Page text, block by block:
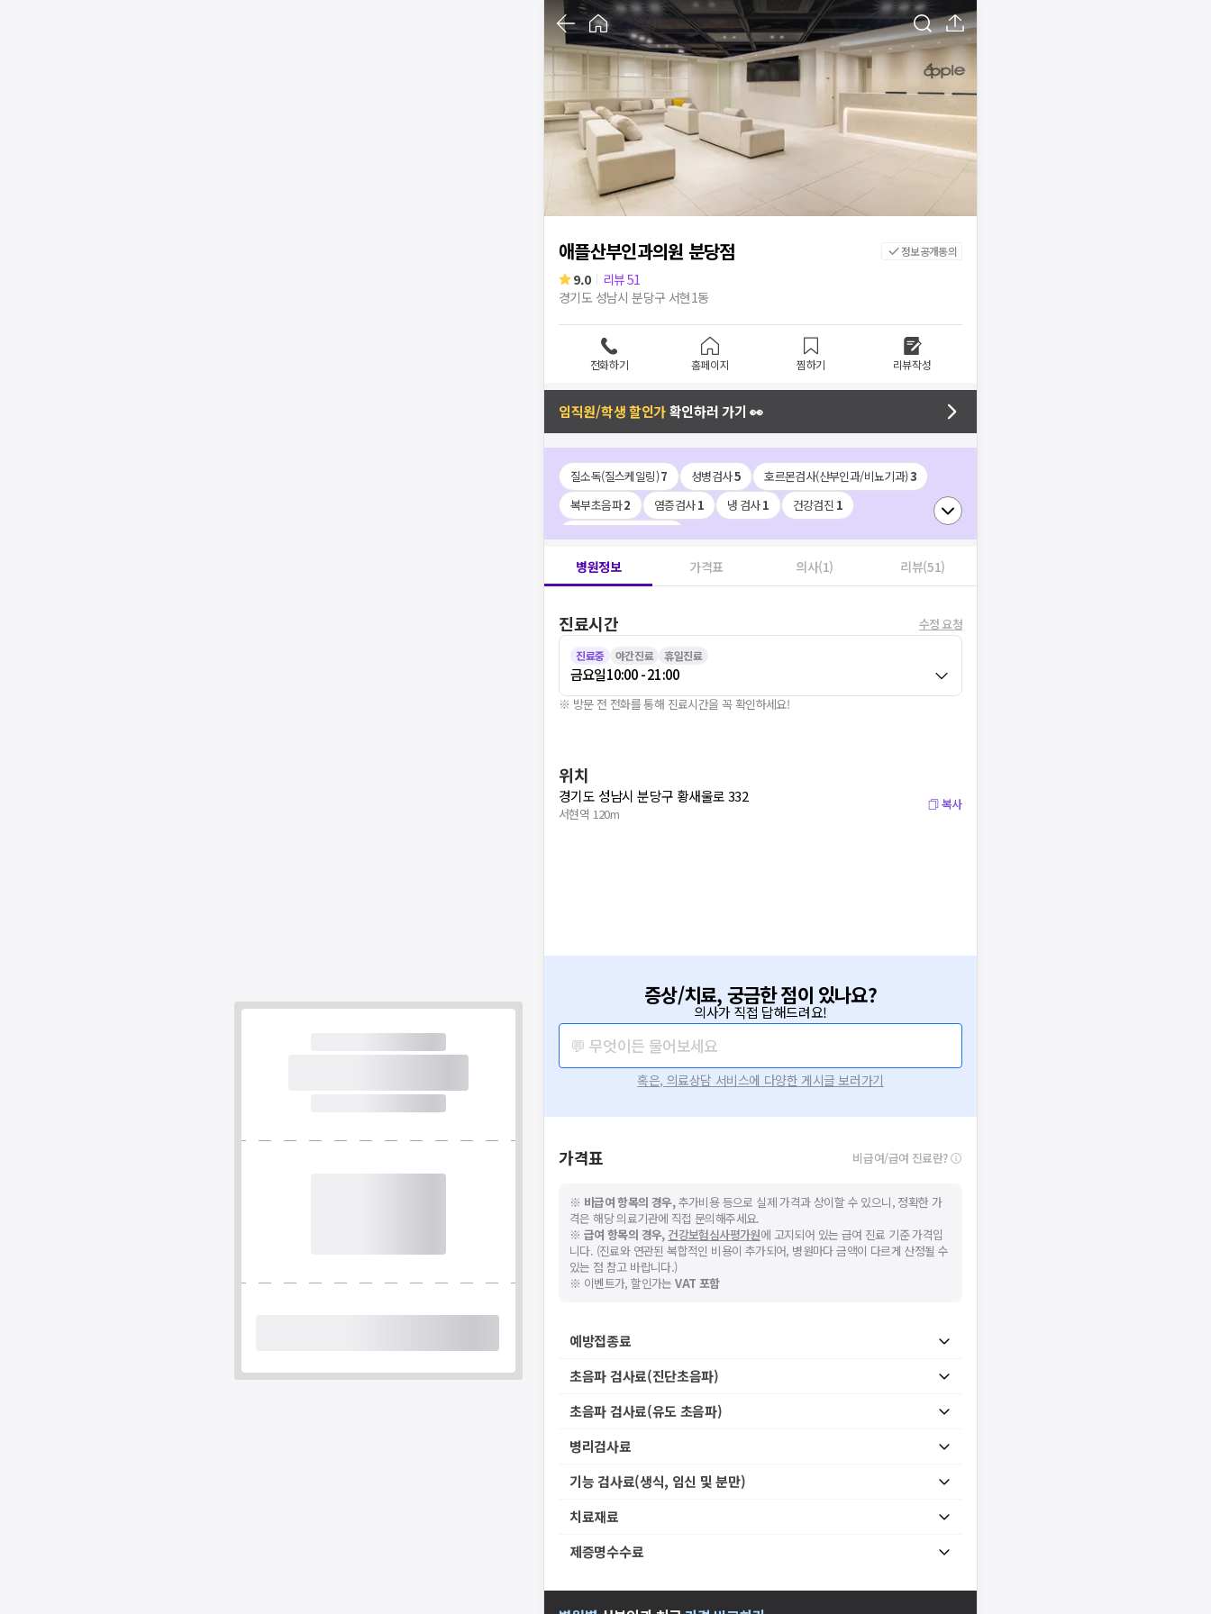
애플산부인과의원 분당점 정보공개동의
9.0 리뷰51
경기도 성남시 분당구 서현1동
전화하기 홈페이지 찜하기 리뷰작성
임직원/학생 할인가확인하러 가기 👀
질소독(질스케일링)7 성병검사5 호르몬검사(산부인과/비뇨기과)3
복부초음파2 염증검사1 냉 검사1 건강검진 1
병원정보 가격표 의사(1) 리뷰(51)
진료시간 수정 요청
진료중 야간진료 휴일진료
금요일10:00 - 21:00
※ 방문 전 전화를 통해 진료시간을 꼭 확인하세요!
위치
경기도 성남시 분당구 황새울로 332
서현역 120m
복사
증상/치료, 궁금한 점이 있나요?
의사가 직접 답해드려요!
💬 무엇이든 물어보세요
혹은, 의료상담 서비스에 다양한 게시글 보러가기
가격표 비급여/급여 진료란?
※ 비급여 항목의 경우,추가비용 등으로 실제 가격과 상이할 수 있으니, 정확한 가
격은 해당 의료기관에 직접 문의해주세요.
※ 급여 항목의 경우, 건강보험심사평가원에 고지되어 있는 급여 진료 기준 가격입
니다. (진료와 연관된 복합적인 비용이 추가되어, 병원마다 금액이 다르게 산정될 수
있는 점 참고 바랍니다.)
※ 이벤트가, 할인가는VAT 포함
예방접종료
초음파 검사료(진단초음파)
초음파 검사료(유도 초음파)
병리검사료
기능 검사료(생식, 임신 및 분만)
치료재료
제증명수수료